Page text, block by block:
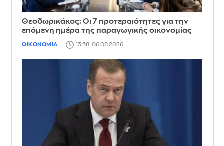
Θεοδωρικάκος: Οι 7 προτεραιότητες για την
επόμενη ημέρα της παραγωγικής οικονομίας
ΟΙΚΟΝΟΜΙΑ 13:58, 06.08.2026